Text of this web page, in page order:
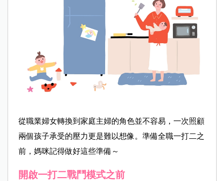
從職業婦女轉換到家庭主婦的角色並不容易，一次照顧
兩個孩子承受的壓力更是難以想像。準備全職一打二之
前，媽咪記得做好這些準備～
開啟一打二戰鬥模式之前